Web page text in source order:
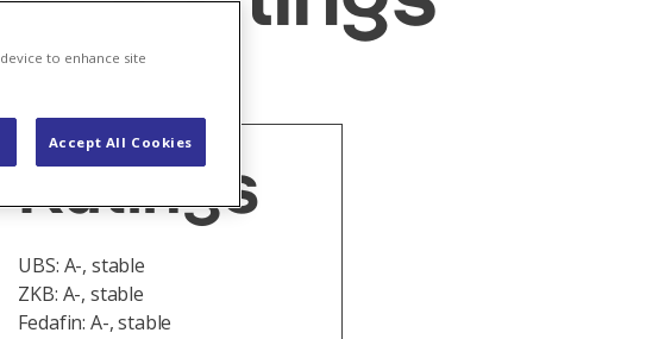
Ratings
UBS: A-, stable
ZKB: A-, stable
Fedafin: A-, stable
to enhance site
Accept All Cookies